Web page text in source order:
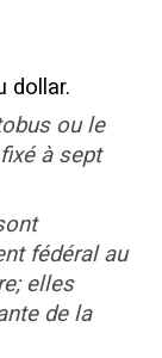
dollar.
ou le
fixé à sept
fédéral au
elles
de la